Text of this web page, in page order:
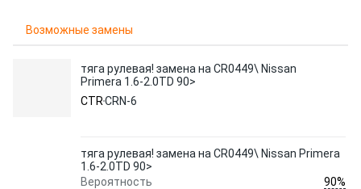
Возможные замены
тяга рулевая! замена на CR0449\ Nissan
Primera 1.6-2.0TD 90>
CTRCRN-6
тяга рулевая! замена на CR0449\ Nissan Primera
1.6-2.0TD 90>
Вероятность
90%